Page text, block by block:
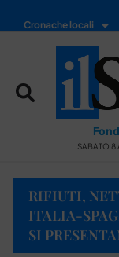
Cronache locali
SABATO 8
RIFIUTI,
ITALIA-
SI